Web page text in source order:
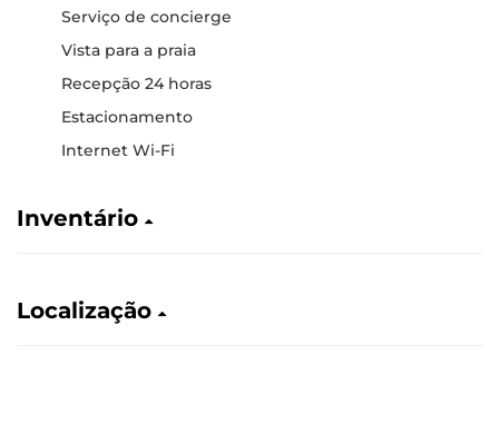
Serviço de concierge
Vista para a praia
Recepção 24 horas
Estacionamento
Internet Wi-Fi
Inventário
Localização